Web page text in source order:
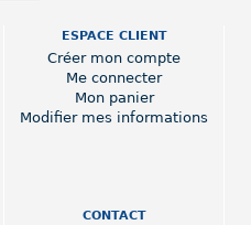
ESPACE CLIENT
Créer mon compte
Me connecter
Mon panier
Modifier mes informations
CONTACT